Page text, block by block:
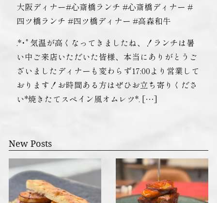
大阪ディナー#心斎橋ランチ #心斎橋ディナー #
四ツ橋ランチ #四ツ橋ディナー #高森和牛
.*･ﾟ気温が高くなってきましたね、！ランチは暑
い中ご来店いただいた皆様、本当にありがとうご
ざいましたディナーも変わらず17:00より営業して
おります！お時間ある方はぜひお立ち寄りくださ
い*焼きたてスペイン風オムレツ*. […]
New Posts